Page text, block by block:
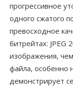
прогрессивное
одного сжатого
превосходное
битрейтах: JPEG
изображения,
файла, особенно
демонстрирует